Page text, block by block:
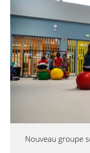
Nouveau groupe